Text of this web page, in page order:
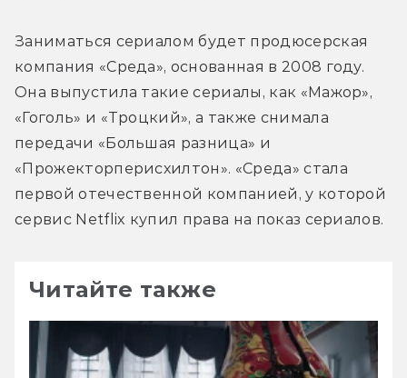
Заниматься сериалом будет продюсерская
компания «Среда», основанная в 2008 году.
Она выпустила такие сериалы, как «Мажор»,
«Гоголь» и «Троцкий», а также снимала
передачи «Большая разница» и
«Прожекторперисхилтон». «Среда» стала
первой отечественной компанией, у которой
сервис Netflix купил права на показ сериалов.
Читайте также